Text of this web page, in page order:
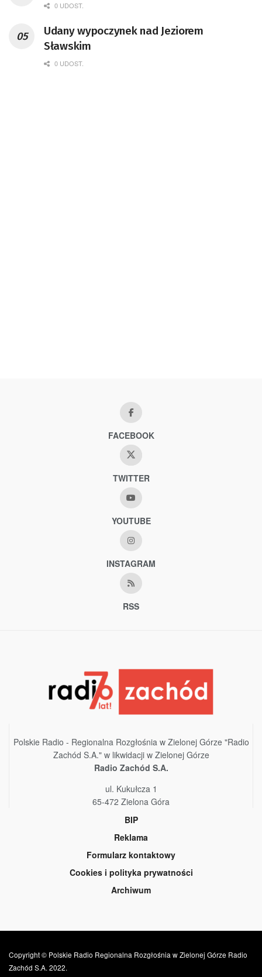
0 UDOST.
Udany wypoczynek nad Jeziorem
Sławskim
0 UDOST.
FACEBOOK
TWITTER
YOUTUBE
INSTAGRAM
RSS
Polskie Radio - Regionalna Rozgłośnia w Zielonej Górze "Radio
Zachód S.A." w likwidacji w Zielonej Górze
Radio Zachód S.A.
ul. Kukułcza 1
65-472 Zielona Góra
BIP
Reklama
Formularz kontaktowy
Cookies i polityka prywatności
Archiwum
Copyright © Polskie Radio Regionalna Rozgłośnia w Zielonej Górze Radio
Zachód S.A. 2022.